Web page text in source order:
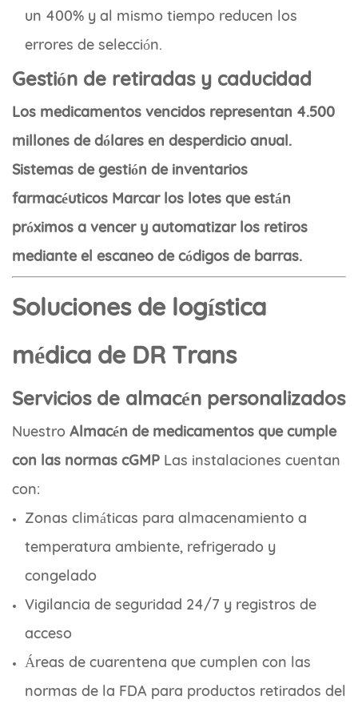
un 400% y al mismo tiempo reducen los
errores de selección.
Gestión de retiradas y caducidad
Los medicamentos vencidos representan 4.500
millones de dólares en desperdicio anual.
Sistemas de gestión de inventarios
farmacéuticos Marcar los lotes que están
próximos a vencer y automatizar los retiros
mediante el escaneo de códigos de barras.
Soluciones de logística
médica de DR Trans
Servicios de almacén personalizados
Nuestro Almacén de medicamentos que cumple
con las normas cGMP Las instalaciones cuentan
con:
Zonas climáticas para almacenamiento a
temperatura ambiente, refrigerado y
congelado
Vigilancia de seguridad 24/7 y registros de
acceso
Áreas de cuarentena que cumplen con las
normas de la FDA para productos retirados del